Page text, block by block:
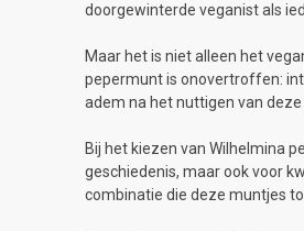
doorgewinterde veganist als
Maar het is niet alleen het
pepermunt is onovertroffen:
adem na het nuttigen van
Bij het kiezen van Wilhelmina
geschiedenis, maar ook voor
combinatie die deze muntjes